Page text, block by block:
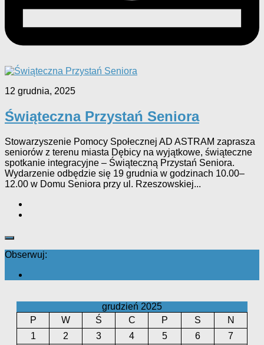
12 grudnia, 2025
Świąteczna Przystań Seniora
Stowarzyszenie Pomocy Społecznej AD ASTRAM zaprasza
seniorów z terenu miasta Dębicy na wyjątkowe, świąteczne
spotkanie integracyjne – Świąteczną Przystań Seniora.
Wydarzenie odbędzie się 19 grudnia w godzinach 10.00–
12.00 w Domu Seniora przy ul. Rzeszowskiej...
Obserwuj:
grudzień 2025
P
W Ś C P S
N
1
2 3 4 5 6
7